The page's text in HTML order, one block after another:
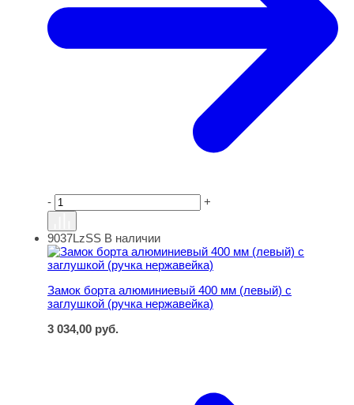
- +
Замок борта алюминиевый 400 мм (левый) с заглушкой
9037LzSS В наличии
Замок борта алюминиевый 400 мм (левый) с
заглушкой (ручка нержавейка)
3 034,00 руб.